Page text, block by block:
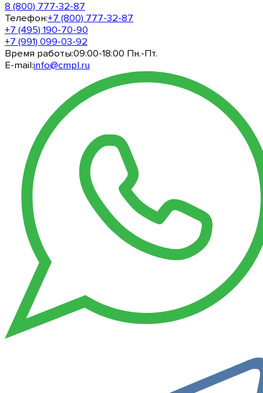
8 (800) 777-32-87
Телефон:+7 (800) 777-32-87
+7 (495) 190-70-90
+7 (991) 099-03-92
Время работы:09:00-18:00 Пн.-Пт.
E-mail:info@cmpl.ru